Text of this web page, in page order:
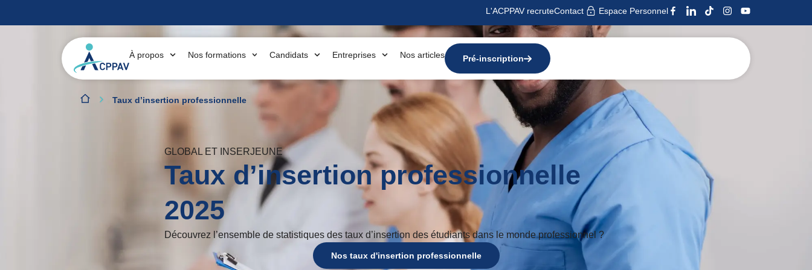
L'ACPPAV recruteContact Espace Personnel
À propos Nos formations Candidats Entreprises Nos articles Pré-inscription
Taux d’insertion professionnelle
GLOBAL ET INSERJEUNE
Taux d’insertion professionnelle
2025
Découvrez l’ensemble de statistiques des taux d’insertion des étudiants dans le monde professionnel ?
Nos taux d'insertion professionnelle